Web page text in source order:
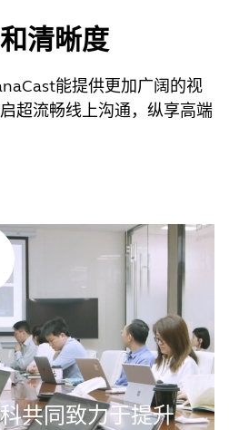
清晰度
能提供更加广阔的视
超流畅线上沟通，纵享高端
共同致力于提升